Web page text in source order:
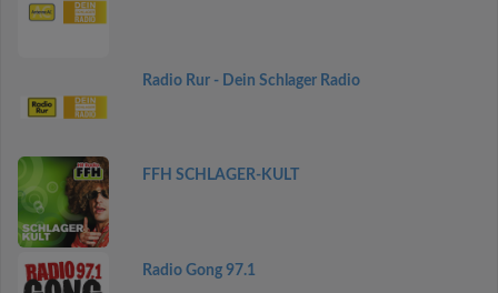
Radio Rur - Dein Schlager Radio
FFH SCHLAGER-KULT
Radio Gong 97.1